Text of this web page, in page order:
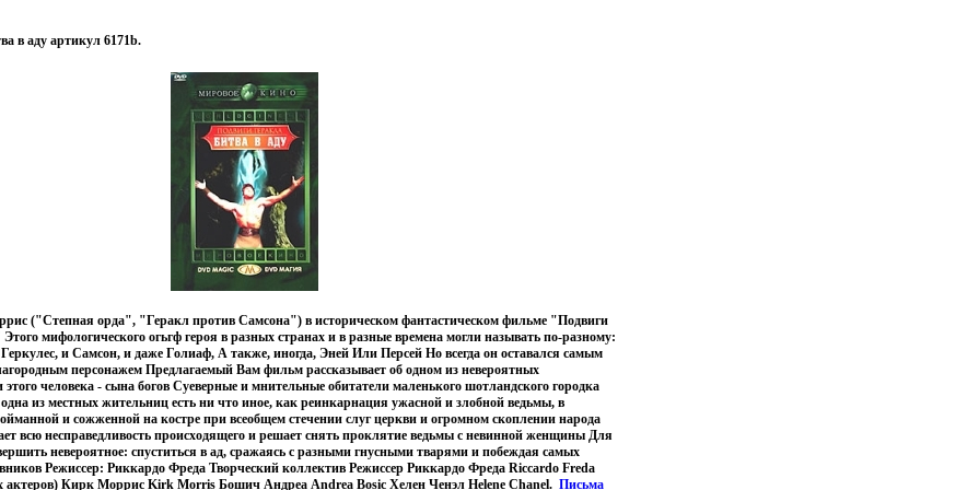
в аду артикул 6171b.
("Степная орда", "Геракл против Самсона") в историческом фантастическом фильме "Подвиги
мифологического огьгф героя в разных странах и в разные времена могли называть по-разному:
и Самсон, и даже Голиаф, А также, иногда, Эней Или Персей Но всегда он оставался самым
персонажем Предлагаемый Вам фильм рассказывает об одном из невероятных
человека - сына богов Суеверные и мнительные обитатели маленького шотландского городка
одна из местных жительниц есть ни что иное, как реинкарнация ужасной и злобной ведьмы, в
и сожженной на костре при всеобщем стечении слуг церкви и огромном скоплении народа
всю несправедливость происходящего и решает снять проклятие ведьмы с невинной женщины Для
невероятное: спуститься в ад, сражаясь с разными гнусными тварями и побеждая самых
Режиссер: Риккардо Фреда Творческий коллектив Режиссер Риккардо Фреда Riccardo Freda
актеров) Кирк Моррис Kirk Morris Бошич Андреа Andrea Bosic Хелен Ченэл Helene Chanel. Письма